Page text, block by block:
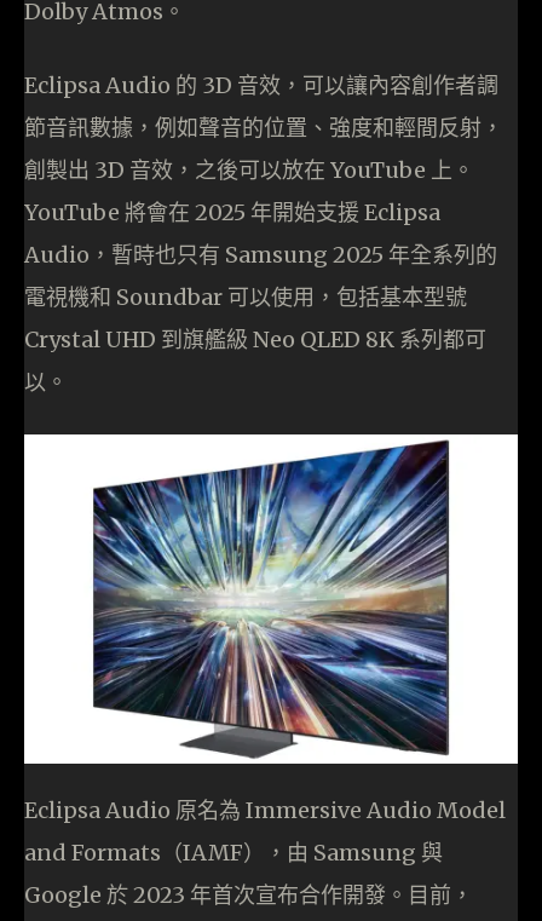
Dolby Atmos。
Eclipsa Audio 的 3D 音效，可以讓內容創作者調
節音訊數據，例如聲音的位置、強度和輕間反射，
創製出 3D 音效，之後可以放在 YouTube 上。
YouTube 將會在 2025 年開始支援 Eclipsa
Audio，暫時也只有 Samsung 2025 年全系列的
電視機和 Soundbar 可以使用，包括基本型號
Crystal UHD 到旗艦級 Neo QLED 8K 系列都可
以。
Eclipsa Audio 原名為 Immersive Audio Model
and Formats（IAMF），由 Samsung 與
Google 於 2023 年首次宣布合作開發。目前，